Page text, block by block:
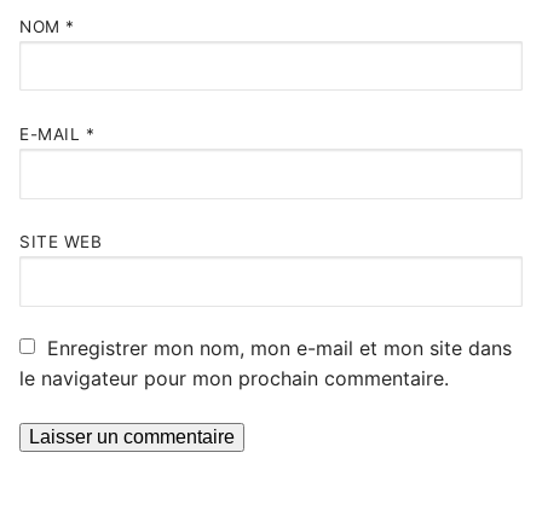
NOM *
E-MAIL *
SITE WEB
Enregistrer mon nom, mon e-mail et mon site dans
le navigateur pour mon prochain commentaire.